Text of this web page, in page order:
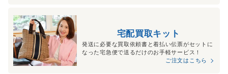
宅配買取キット
発送に必要な買取依頼書と着払い伝票がセットに
なった宅急便で送るだけのお手軽サービス！
ご注文はこちら